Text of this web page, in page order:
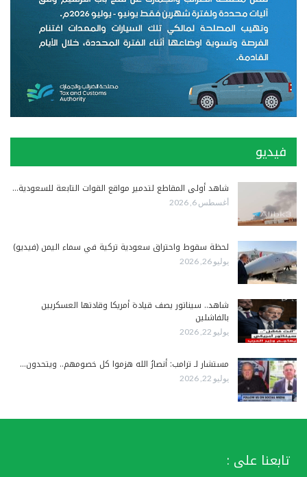
فيديو
شاهد أولى المقاطع لتدمير مواقع القوات التابعة للسعودية…
أغسطس 6, 2026
لحظة سقوط واحتراق سعودية تركية في سماء اليمن (فيديو)
يوليو 26, 2026
شاهد.. سيناتور يصف قيادة أمريكا وقادتها العسكريين
بالفاشلين
يوليو 22, 2026
مستشار لـ ترامب: أنصارُ الله هزموا كل خصومهم.. ويتحدون…
يوليو 22, 2026
تابعنا على :